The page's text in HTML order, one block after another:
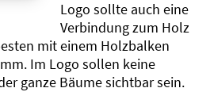
Logo sollte auch eine
Verbindung zum Holz
mit einem Holzbalken
Im Logo sollen keine
ganze Bäume sichtbar sein.